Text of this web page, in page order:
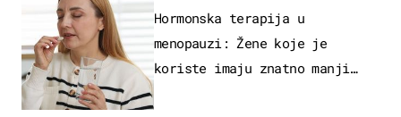
Hormonska terapija u
menopauzi: Žene koje je
koriste imaju znatno manji